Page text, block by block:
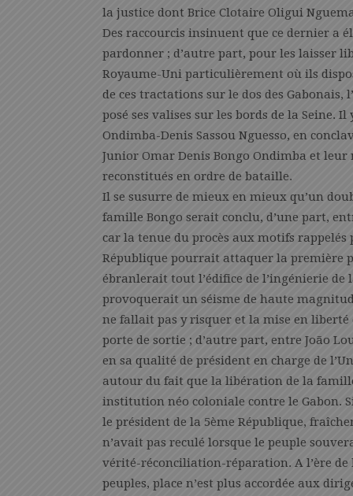
la justice dont Brice Clotaire Oligui
Des raccourcis insinuent que ce dernier a
pardonner ; d’autre part, pour les laisser
Royaume-Uni particulièrement où ils
de ces tractations sur le dos des
posé ses valises sur les bords de la
Ondimba-Denis Sassou Nguesso, en
Junior Omar Denis Bongo Ondimba et
reconstitués en ordre de bataille.
Il se susurre de mieux en mieux qu’un
famille Bongo serait conclu, d’une part,
car la tenue du procès aux motifs
République pourrait attaquer la première
ébranlerait tout l’édifice de l’ingénierie
provoquerait un séisme de haute
ne fallait pas y risquer et la mise en
porte de sortie ; d’autre part, entre João
en sa qualité de président en charge de
autour du fait que la libération de la
institution néo coloniale contre le Gabon.
le président de la 5ème République,
n’avait pas reculé lorsque le peuple
vérité-réconciliation-réparation. A l’ère
peuples, place n’est plus accordée aux